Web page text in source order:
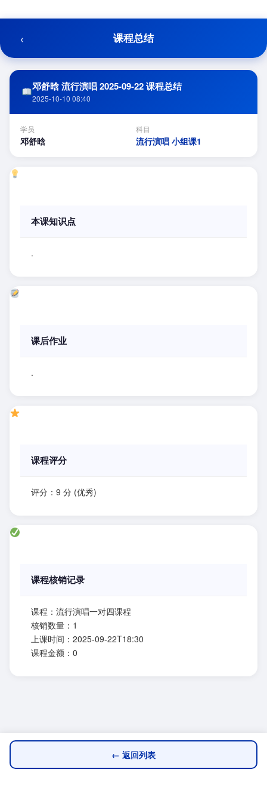
至
容
‹ 课程总结
邓舒晗 流行演唱 2025-09-22 课程总结
2025-10-10 08:40
学员
邓舒晗
科目
流行演唱 小组课1
本课知识点
.
课后作业
.
课程评分
评分：9 分 (优秀)
课程核销记录
课程：流行演唱一对四课程
核销数量：1
上课时间：2025-09-22T18:30
课程金额：0
← 返回列表